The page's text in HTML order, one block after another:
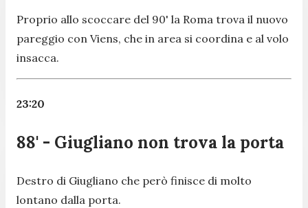
Proprio allo scoccare del 90' la Roma trova il nuovo
pareggio con Viens, che in area si coordina e al volo
insacca.
23:20
88' - Giugliano non trova la porta
Destro di Giugliano che però finisce di molto
lontano dalla porta.